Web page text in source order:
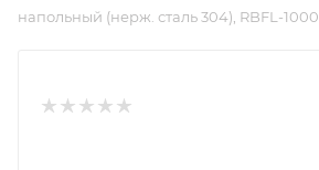
напольный (нерж. сталь 304), RBFL-1000